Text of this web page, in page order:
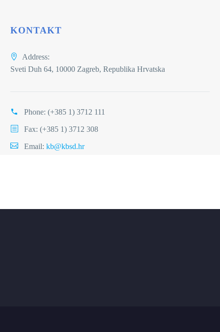
KONTAKT
Address:
Sveti Duh 64, 10000 Zagreb, Republika Hrvatska
Phone: (+385 1) 3712 111
Fax: (+385 1) 3712 308
Email: kb@kbsd.hr